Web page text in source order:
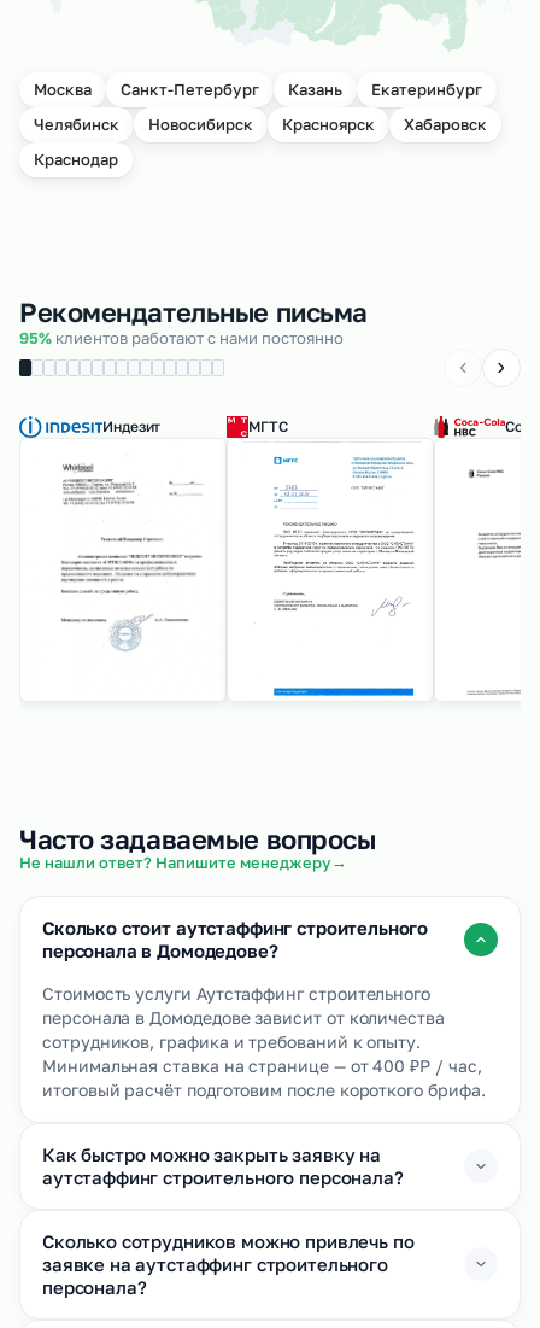
Москва Санкт-Петербург Казань
Екатеринбург
Челябинск
Новосибирск Красноярск
Хабаровск
Краснодар
Рекомендательные письма
95% клиентов работают с нами постоянно
Индезит МГТС
Часто задаваемые вопросы
Не нашли ответ? Напишите менеджеру→
Сколько стоит аутстаффинг строительного
персонала в Домодедове?
Стоимость услуги Аутстаффинг строительного
персонала в Домодедове зависит от количества
сотрудников, графика и требований к опыту.
Минимальная ставка на странице — от 400 ₽Р / час,
итоговый расчёт подготовим после короткого брифа.
Как быстро можно закрыть заявку на
аутстаффинг строительного персонала?
Сколько сотрудников можно привлечь по
заявке на аутстаффинг строительного
персонала?